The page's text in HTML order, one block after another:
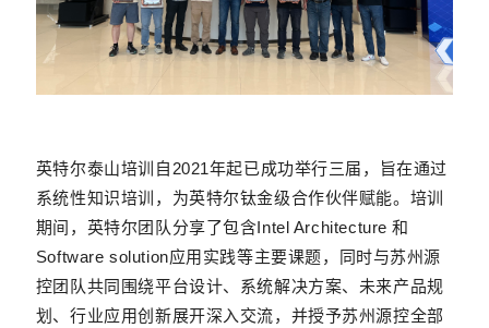
英特尔泰山培训自2021年起已成功举行三届，旨在通过
系统性知识培训，为英特尔钛金级合作伙伴赋能。培训
期间，英特尔团队分享了包含Intel Architecture 和
Software solution应用实践等主要课题，同时与苏州源
控团队共同围绕平台设计、系统解决方案、未来产品规
划、行业应用创新展开深入交流，并授予苏州源控全部